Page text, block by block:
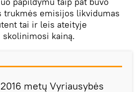
trukmės emisijos likvidumas
tai ir leis ateityje
kainą.
metų Vyriausybės